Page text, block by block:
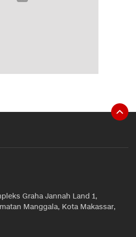
Graha Jannah Land 1,
Manggala, Kota Makassar,